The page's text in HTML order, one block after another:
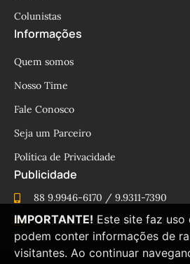
Colunistas
Informações
Quem somos
Nosso Time
Fale Conosco
Seja um Parceiro
Política de Privacidade
Publicidade
88 9.9946-6170 / 9.9311-7390
cesinhamacedo@yahoo.com.br
IMPORTANTE! Este site faz uso
podem conter informações de
visitantes. Ao continuar